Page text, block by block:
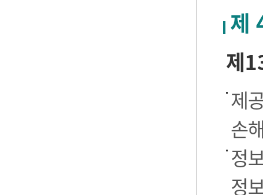
제
제
제
손
정
정